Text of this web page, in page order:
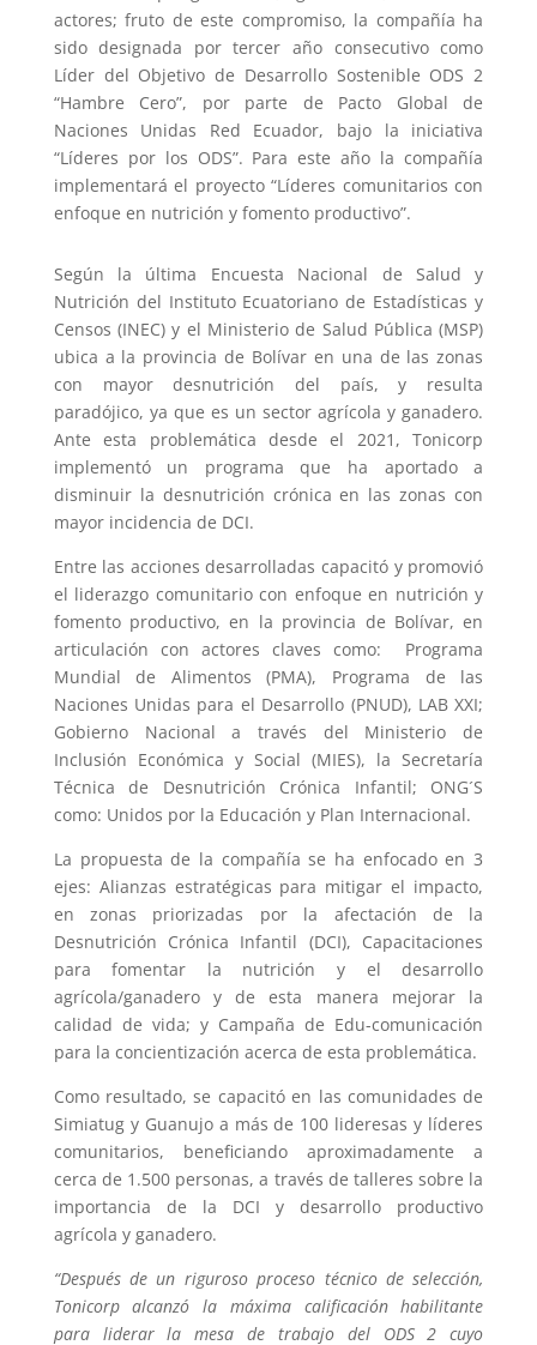
actores;fruto de este compromiso, la compañía ha
sido designada por tercer año consecutivo como
Líder del Objetivo de Desarrollo Sostenible ODS 2
“Hambre Cero”, por parte de Pacto Global de
Naciones Unidas Red Ecuador, bajo la iniciativa
“Líderes por los ODS”. Para este año la compañía
implementará el proyecto “Líderes comunitarios con
enfoque en nutrición y fomento productivo”.
Según la última Encuesta Nacional de Salud y
Nutrición del Instituto Ecuatoriano de Estadísticas y
Censos (INEC) y el Ministerio de Salud Pública (MSP)
ubica a la provincia de Bolívar en una de las zonas
con mayor desnutrición del país, y resulta
paradójico, ya que es un sector agrícola y ganadero.
Ante esta problemática desde el 2021, Tonicorp
implementó un programa que ha aportado a
disminuir la desnutrición crónica en las zonas con
mayor incidencia de DCI.
Entre las acciones desarrolladas capacitó y promovió
el liderazgo comunitario con enfoque en nutrición y
fomento productivo, en la provincia de Bolívar, en
articulación con actores claves como: Programa
Mundial de Alimentos (PMA), Programa de las
Naciones Unidas para el Desarrollo (PNUD), LAB XXI;
Gobierno Nacional a través del Ministerio de
Inclusión Económica y Social (MIES), la Secretaría
Técnica de Desnutrición Crónica Infantil; ONG´S
como: Unidos por la Educación y Plan Internacional.
La propuesta de la compañía se ha enfocado en 3
ejes: Alianzas estratégicas para mitigar el impacto,
en zonas priorizadas por la afectación de la
Desnutrición Crónica Infantil (DCI), Capacitaciones
para fomentar la nutrición y el desarrollo
agrícola/ganadero y de esta manera mejorar la
calidad de vida; y Campaña de Edu-comunicación
para la concientización acerca de esta problemática.
Como resultado, se capacitó en las comunidades de
Simiatug y Guanujo a más de 100 lideresas y líderes
comunitarios, beneficiando aproximadamente a
cerca de 1.500 personas, a través de talleres sobre la
importancia de la DCI y desarrollo productivo
agrícola y ganadero.
“Después de un riguroso proceso técnico de selección,
Tonicorp alcanzó la máxima calificación habilitante
para liderar la mesa de trabajo del ODS 2 cuyo